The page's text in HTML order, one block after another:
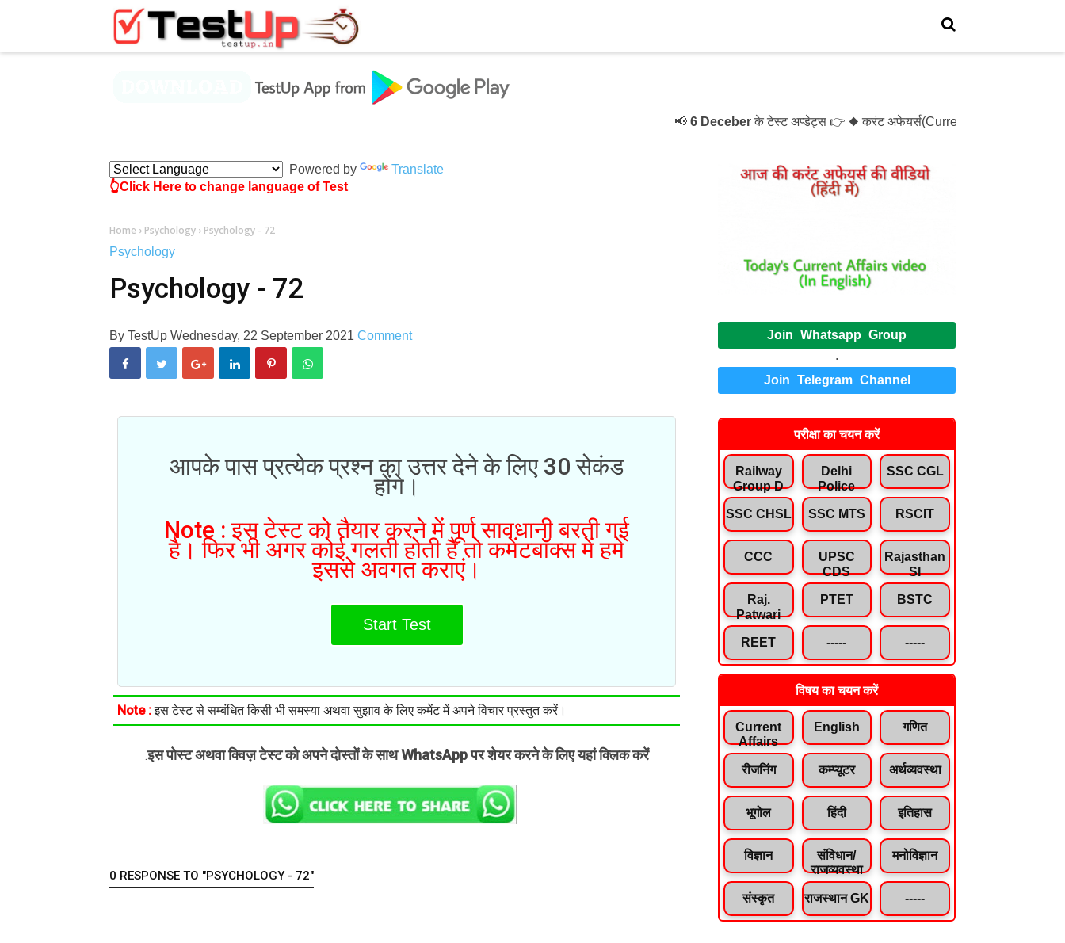
6 Deceberके टेस्ट अप्डेट्स 👉 ◆ करंट अफेयर्स(Current Affairs)- Test- 1214 ◆
Powered by
Translate
👆Click Here to change language of Test
Home › Psychology › Psychology - 72
Psychology
Psychology - 72
By TestUp Wednesday, 22 September 2021 Comment
आपके पास प्रत्येक प्रश्न का उत्तर देने के लिए 30 सेकंड
होंगे।
Note : इस टेस्ट को तैयार करने में पूर्ण सावधानी बरती गई
है। फिर भी अगर कोई गलती होती है तो कमेंटबॉक्स में हमे
इससे अवगत कराएं।
Start Test
Note :इस टेस्ट से सम्बंधित किसी भी समस्या अथवा सुझाव के लिए कमेंट में अपने विचार प्रस्तुत करें।
.इस पोस्ट अथवा क्विज़ टेस्ट को अपने दोस्तों के साथ WhatsApp पर शेयर करने के लिए यहां क्लिक करें
0 RESPONSE TO "PSYCHOLOGY - 72"
Join Whatsapp Group
.
Join Telegram Channel
परीक्षा का चयन करें
Railway
Group D
Delhi
Police
SSC CGL
SSC CHSL SSC MTS RSCIT
CCC
UPSC
CDS
Rajasthan
SI
Raj.
Patwari
PTET BSTC
REET ----- -----
विषय का चयन करें
Current
Affairs
English गणित
रीजनिंग कम्प्यूटर अर्थव्यवस्था
भूगोल हिंदी इतिहास
विज्ञान
संविधान/
राजव्यवस्था
मनोविज्ञान
संस्कृत राजस्थान GK -----